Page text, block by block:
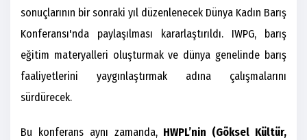
sonuçlarının bir sonraki yıl düzenlenecek Dünya Kadın Barış
Konferansı'nda paylaşılması kararlaştırıldı. IWPG, barış
eğitim materyalleri oluşturmak ve dünya genelinde barış
faaliyetlerini yaygınlaştırmak adına çalışmalarını
sürdürecek.
Bu konferans aynı zamanda, HWPL’nin (Göksel Kültür,